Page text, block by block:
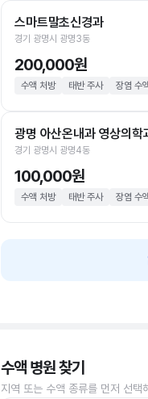
스마트말초신경과
경기 광명시 광명3동
200,000원
수액 처방 태반 주사 장염 수
광명 아산온내과 영상의학
경기 광명시 광명4동
100,000원
수액 처방 태반 주사 장염 수
수액 병원 찾기
지역 또는 수액 종류를 먼저 선택